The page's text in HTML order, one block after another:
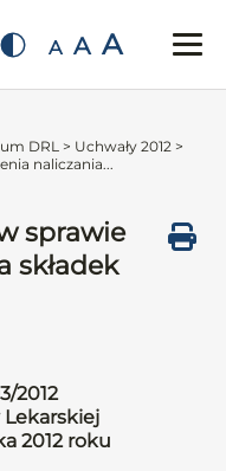
A A A
DRL > Uchwały 2012 >
naliczania...
sprawie
składek
2012
Lekarskiej
2012 roku